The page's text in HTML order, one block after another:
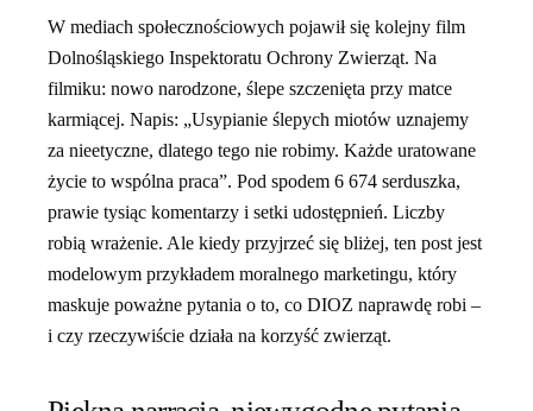
W mediach społecznościowych pojawił się kolejny film
Dolnośląskiego Inspektoratu Ochrony Zwierząt. Na
filmiku: nowo narodzone, ślepe szczenięta przy matce
karmiącej. Napis: „Usypianie ślepych miotów uznajemy
za nieetyczne, dlatego tego nie robimy. Każde uratowane
życie to wspólna praca”. Pod spodem 6 674 serduszka,
prawie tysiąc komentarzy i setki udostępnień. Liczby
robią wrażenie. Ale kiedy przyjrzeć się bliżej, ten post jest
modelowym przykładem moralnego marketingu, który
maskuje poważne pytania o to, co DIOZ naprawdę robi –
i czy rzeczywiście działa na korzyść zwierząt.